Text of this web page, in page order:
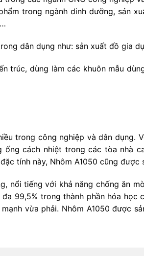
trong ngành dinh dưỡng, sản
dân dụng như: sản xuất đồ gia
trúc, dùng làm các khuôn mẫu
trong công nghiệp và dân dụng.
cách nhiệt trong các tòa nhà
tính này, Nhôm A1050 cũng
nổi tiếng với khả năng chống ăn
99,5% trong thành phần hóa học
vừa phải. Nhôm A1050 được